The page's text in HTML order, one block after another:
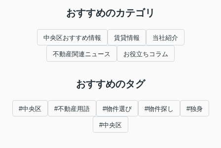
おすすめのカテゴリ
中央区おすすめ情報 賃貸情報 当社紹介
不動産関連ニュース お役立ちコラム
おすすめのタグ
#中央区 #不動産用語 #物件選び #物件探し #独身
#中央区